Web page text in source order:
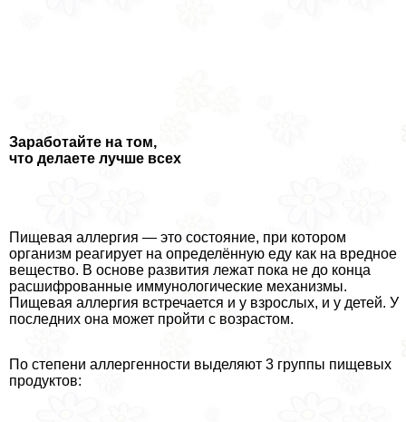
Заработайте на том,
что делаете лучше всех
Пищевая аллергия — это состояние, при котором
организм реагирует на определённую еду как на вредное
вещество. В основе развития лежат пока не до конца
расшифрованные иммунологические механизмы.
Пищевая аллергия встречается и у взрослых, и у детей. У
последних она может пройти с возрастом.
По степени аллергенности выделяют 3 группы пищевых
продуктов: